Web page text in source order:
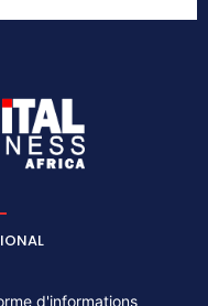
d'informations